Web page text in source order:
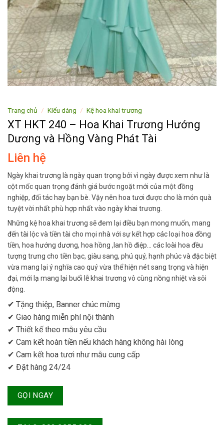
Trang chủ / Kiểu dáng / Kệ hoa khai trương
XT HKT 240 – Hoa Khai Trương Hướng
Dương và Hồng Vàng Phát Tài
Liên hệ
Ngày khai trương là ngày quan trọng bởi vì ngày được xem như là
cột mốc quan trọng đánh giá bước ngoặt mới của một đồng
nghiệp, đối tác hay bạn bè. Vậy nên hoa tươi được cho là món quà
tuyệt vời nhất phù hợp nhất vào ngày khai trương.
Những kệ hoa khai trương sẽ đem lại điều bạn mong muốn, mang
đến tài lộc và tiền tài cho mọi nhà với sự kết hợp các loại hoa đồng
tiền, hoa hướng dương, hoa hồng ,lan hồ điệp… các loài hoa đều
tượng trưng cho tiền bạc, giàu sang, phú quý, hạnh phúc và đặc biệt
vừa mang lại ý nghĩa cao quý vừa thể hiện nét sang trọng và hiện
đại, mới lạ mang lại buổi lễ khai trương vô cùng nồng nhiệt và sôi
động.
✔ Tặng thiệp, Banner chúc mừng
✔ Giao hàng miễn phí nội thành
✔ Thiết kế theo mẫu yêu cầu
✔ Cam kết hoàn tiền nếu khách hàng không hài lòng
✔ Cam kết hoa tươi như mẫu cung cấp
✔ Đặt hàng 24/24
GỌI NGAY